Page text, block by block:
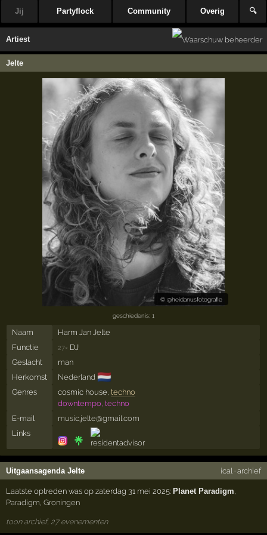
Jij Partyflock Community Overig 🔍
Artiest
Jelte
© @heidanusfotografie
geschiedenis: 1
Naam
Harm Jan Jelte
Functie
27× DJ
Geslacht
man
Herkomst
Nederland 🇳🇱
Genres cosmic house, techno
downtempo, techno
E-mail
music.jelte@gmail.com
Links
Uitgaansagenda Jelte ical · archief
Laatste optreden was op zaterdag 31 mei 2025: Planet Paradigm
Paradigm ,Groningen
toon archief, 27 evenementen